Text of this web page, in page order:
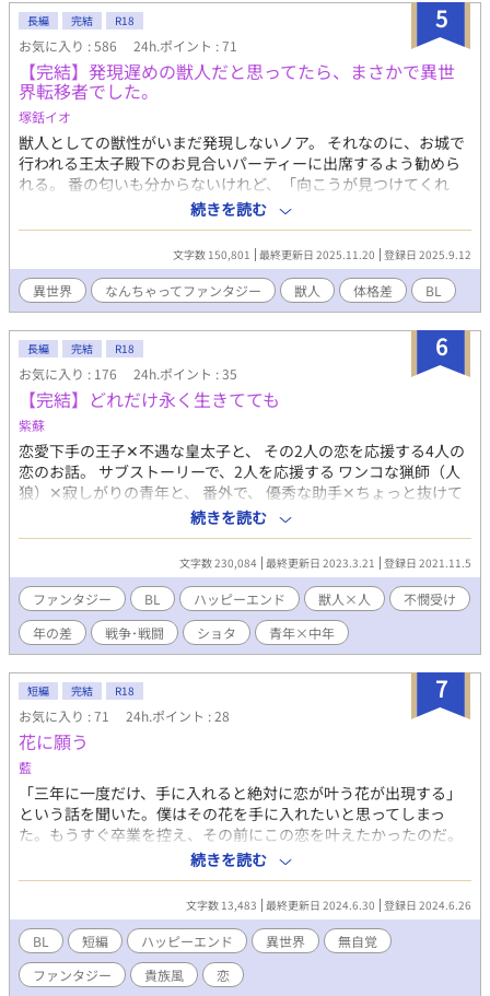
5
長編 完結 R18
お気に入り : 586 24h.ポイント : 71
【完結】発現遅めの獣人だと思ってたら、まさかで異世
界転移者でした。
塚銛イオ
獣人としての獣性がいまだ発現しないノア。 それなのに、お城で
行われる王太子殿下のお見合いパーティーに出席するよう勧めら
れる。 番の匂いも分からないけれど、「向こうが見つけてくれ
る」と言われ参加したパーティーは凄い熱気の嵐。 匂いは分から
なくても息が詰まりそう、とばかりに会場から庭に出たノアはそ
こでパーティーに参加して酔っ払った男に絡まれてしまう。 そん
な窮地を助けてくれたのは、城の護衛騎士の１人、熊獣人のルー
ク。 お礼を言ってさようなら、と思ったのにパーティーが終わっ
た後も、何故かルークとは頻繁に顔を合わせるようになる。 もし
かして、彼が番？なんて思っていたら王太子さまからの招待状が
届けられて…。 自分が猫獣人だと思っている異世界転移者があっ
という間に執着系の彼氏に番にされちゃうお話です。 すみませ
ん、あっという間ではないかも、です。 番に関しては独自設定・
解釈による創作をしております。 ＊ 更新頻度は低めで、ゆっく
り更新予定です。 ＊ 短編の予定です→長編へ変更します
（10/3） ＊ R18のような過激表現がある場合章題に（＊）マー
クを付けます。
続きを読む
文字数 150,801 最終更新日 2025.11.20 登録日 2025.9.12
異世界 なんちゃってファンタジー 獣人 体格差 BL
6
長編 完結 R18
お気に入り : 176 24h.ポイント : 35
【完結】どれだけ永く生きてても
紫蘇
恋愛下手の王子✕不遇な皇太子と、 その2人の恋を応援する4人の
恋のお話。 サブストーリーで、2人を応援する ワンコな猟師（人
狼）✕寂しがりの青年と、 番外で、 優秀な助手✕ちょっと抜けて
る先生 のお話もあり。 合計3つのカップルのお話で、 不遇な皇太
子が幸せになるまで続きます。 6人の人間関係が絡み合って、最後
は大団円…になる予定。 会話中心で話が展開します。 まだ魔法が
使える人間がいない時代の異世界での、なんちゃってファンタジ
ー。 ＜現在、読みやすくするために大幅改稿中＞ ※基本的にはタ
イトルの頭に書かれている人物の一人称視点で話が進みます。 ※
幕間は、三人称視点です。 ※残酷な表現がありますので、嫌いな
方はお読みにならないでください！ ※★が頭についているところ
はR-18です。 ※☆が頭についているところはちょいエロ。 感想、
絶賛受付中です！
続きを読む
文字数 230,084 最終更新日 2023.3.21 登録日 2021.11.5
ファンタジー BL ハッピーエンド 獣人×人
不憫受け
年の差
戦争･戦闘 ショタ 青年×中年
7
短編 完結 R18
お気に入り : 71 24h.ポイント : 28
花に願う
藍
「三年に一度だけ、手に入れると絶対に恋が叶う花が出現する」
という話を聞いた。僕はその花を手に入れたいと思ってしまっ
た。もうすぐ卒業を控え、その前にこの恋を叶えたかったのだ。
奔走しながらいよいよその日がやってきた。花は手に入るのか？
無自覚受が恋に一生懸命になるお話です。■学園コメディー■な
んちゃってファンタジー■家格のない貴族風 クリストファー・ラ
ンドルフ ジェラルド・エヴァーツ ★夏芽玉様企画参加作品2023
＃恋が叶う花BL
続きを読む
文字数 13,483 最終更新日 2024.6.30 登録日 2024.6.26
BL 短編 ハッピーエンド 異世界
無自覚
ファンタジー
貴族風 恋